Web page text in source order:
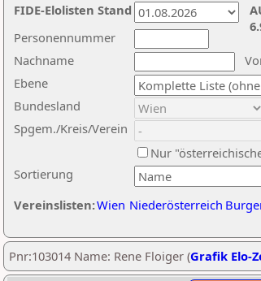
Nachname
Ebene
Sortierung
Personennummer
Bundesland
Spgem./Kreis/Verein
Nur
Vereinslisten:Wien Niederösterreich
FIDE-Elolisten Stand
Pnr:103014 Name: Rene Floiger (Grafik Elo-